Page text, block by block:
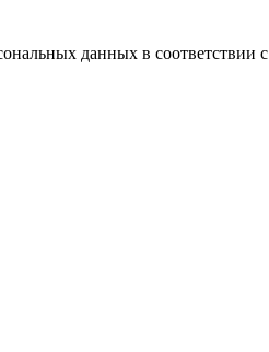
данных в соответствии с